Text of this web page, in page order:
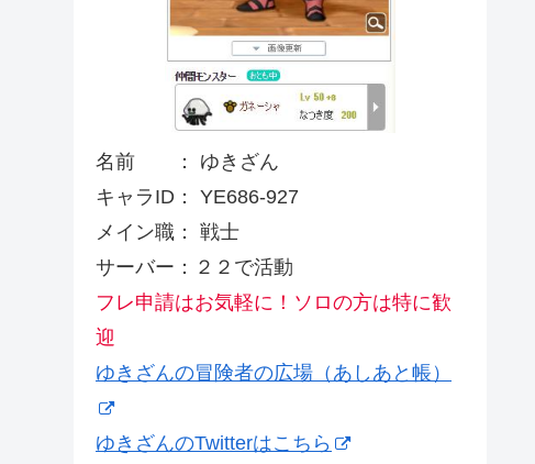
名前 ： ゆきざん
キャラID： YE686-927
メイン職： 戦士
サーバー：２２で活動
フレ申請はお気軽に！ソロの方は特に歓
迎
ゆきざんの冒険者の広場（あしあと帳）
ゆきざんのTwitterはこちら